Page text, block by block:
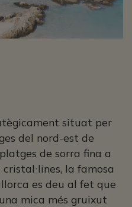
situat per
del nord-est de
de sorra fina a
la famosa
es deu al fet que
mica més gruixut